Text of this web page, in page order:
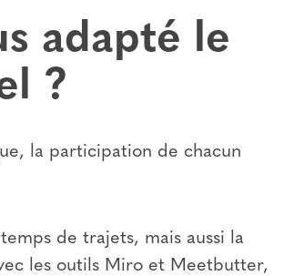
adapté le
?
la participation de chacun
de trajets, mais aussi la
les outils Miro et Meetbutter,